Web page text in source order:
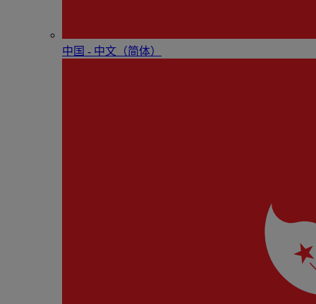
中国 - 中⽂（简体）